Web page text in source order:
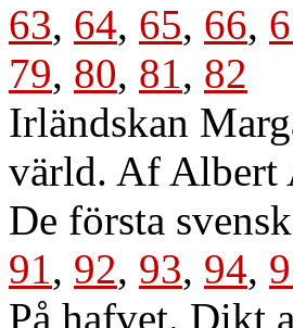
63, 64, 65, 66,
79, 80, 81, 82
Irländskan
värld. Af Albert
De första
91, 92, 93, 94,
På hafvet. Dikt